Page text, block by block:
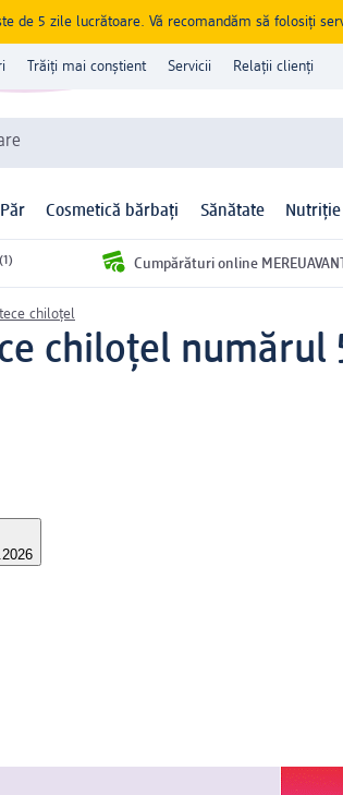
de 5 zile lucrătoare. Vă recomandăm să folosiți
Trăiți mai conștient Servicii Relații clienți
Păr Cosmetică bărbați Sănătate Nutriție
Cumpărături online
chiloțel
chiloțel numărul